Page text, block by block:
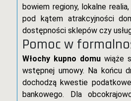
bowiem regiony, lokalne
pod kątem atrakcyjności
dostępności sklepów czy
Pomoc w
Włochy kupno domuwiąże
wstępnej umowy. Na końcu
dochodzą kwestie
bankowego. Dla